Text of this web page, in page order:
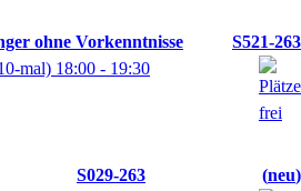
ohne Vorkenntnisse
S521-263
mal) 18:00 - 19:30
S029-263
neu